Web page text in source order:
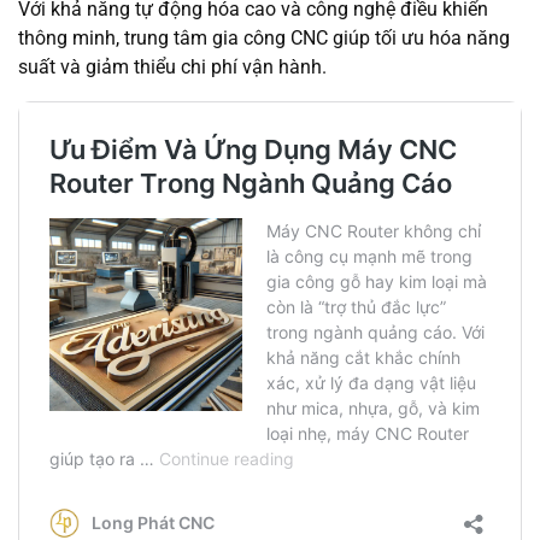
Với khả năng tự động hóa cao và công nghệ điều khiển
thông minh, trung tâm gia công CNC giúp tối ưu hóa năng
suất và giảm thiểu chi phí vận hành.